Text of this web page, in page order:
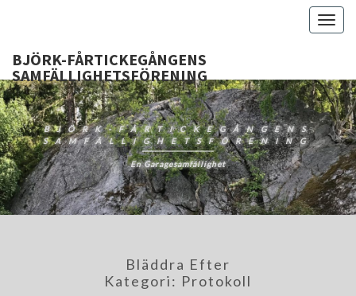
BJÖRK-FÅRTICKEGÅNGENS
SAMFÄLLIGHETSFÖRENING
BJÖRK-FÅRTICKEGÅNGENS
SAMFÄLLIGHETSFÖRENING
En Garagesamfällighet
Bläddra Efter
Kategori: Protokoll